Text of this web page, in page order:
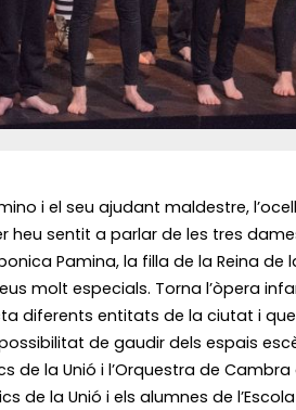
i el seu ajudant maldestre,
sentit a parlar de les tres
Pamina, la filla de la Reina de
molt especials. Torna l’òpera
diferents entitats de la ciutat i
de gaudir dels espais
de la Unió i l’Orquestra de
de la Unió i els alumnes de